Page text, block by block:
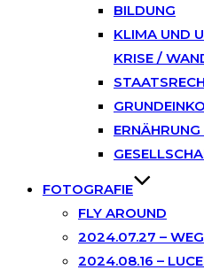
BILDUNG
KLIMA UND
KRISE /
FOTOGRAFIE
FLY AROUND
2024.07.27 –
2024.08.16 –